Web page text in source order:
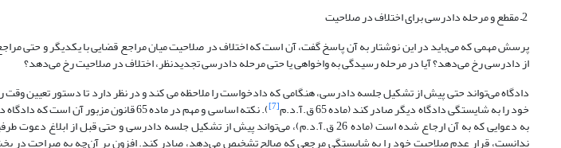
پرسش مهمی که می‌باید در این نوشتار به آن پاسخ گفت، آن است که اختلاف در صلاحیت میان مراجع قضایی با یکدیگر و حتی
از دادرسی رخ می‌دهد؟ آیا در مرحله رسیدگی به واخواهی یا حتی مرحله دادرسی تجدیدنظر، اختلاف در صلاحیت رخ می‌دهد؟
دادگاه می‌تواند حتی پیش از تشکیل جلسه دادرسی، هنگامی که دادخواست را ملاحظه می کند و در نظر دارد تا دستور تعیین
خود را به شایستگی دادگاه دیگر صادر کند (ماده 65 ق.آ.د.م [7] ). نکته اساسی و مهم در ماده 65 قانون
به دعوایی که به آن ارجاع شده است (ماده 26 ق.آ.د.م)، می‌تواند پیش از تشکیل جلسه دادرسی و حتی قبل